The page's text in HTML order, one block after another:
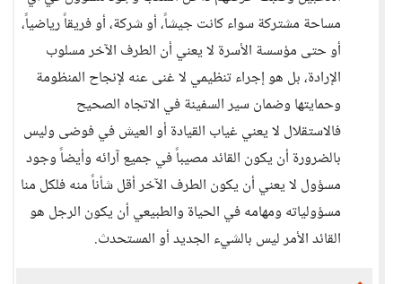
مساحة مشتركة سواء كانت جيشاً، أو شركة، أو فريقاً رياضياً،
أو حتى مؤسسة الأسرة لا يعني أن الطرف الآخر مسلوب
الإرادة، بل هو إجراء تنظيمي لا غنى عنه لإنجاح المنظومة
وحمايتها وضمان سير السفينة في الاتجاه الصحيح
فالاستقلال لا يعني غياب القيادة أو العيش في فوضى وليس
بالضرورة أن يكون القائد مصيباً في جميع آرائه وأيضاً وجود
مسؤول لا يعني أن يكون الطرف الآخر أقل شأناً منه فلكل منا
مسؤولياته ومهامه في الحياة والطبيعي أن يكون الرجل هو
القائد الأمر ليس بالشيء الجديد أو المستحدث.